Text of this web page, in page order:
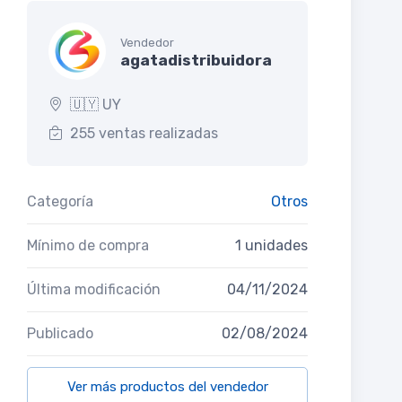
Vendedor
agatadistribuidora
🇺🇾 UY
255 ventas realizadas
Categoría Otros
Mínimo de compra 1 unidades
Última modificación 04/11/2024
Publicado 02/08/2024
Ver más productos del vendedor